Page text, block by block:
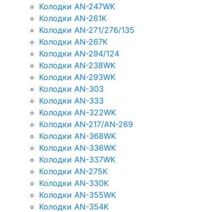
Колодки AN-247WK
Колодки AN-261K
Колодки AN-271/276/135
Колодки AN-267K
Колодки AN-294/124
Колодки AN-238WK
Колодки AN-293WK
Колодки AN-303
Колодки AN-333
Колодки AN-322WK
Колодки AN-217/AN-269
Колодки AN-368WK
Колодки AN-336WK
Колодки AN-337WK
Колодки AN-275K
Колодки AN-330K
Колодки AN-355WK
Колодки AN-354K